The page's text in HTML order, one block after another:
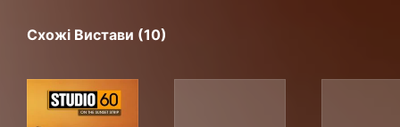
Схожі Вистави (10)